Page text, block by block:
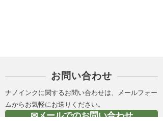
お問い合わせ
✉メールでのお問い合わせ
ナノインクに関するお問い合わせは、メールフォー
ムからお気軽にお送りください。